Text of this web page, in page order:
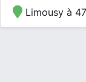
Limousy à